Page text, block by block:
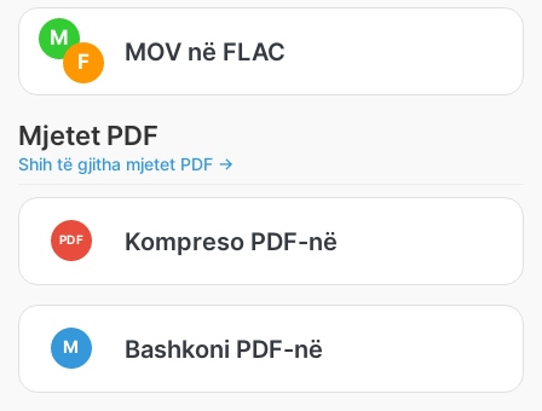
M
F
MOV në FLAC
Mjetet PDF
Shih të gjitha mjetet PDF →
PDF Kompreso PDF-në
M Bashkoni PDF-në